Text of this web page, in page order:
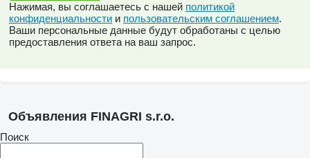
Нажимая, вы соглашаетесь с нашей политикой
конфиденциальности и пользовательским соглашением.
Ваши персональные данные будут обработаны с целью
предоставления ответа на ваш запрос.
Объявления FINAGRI s.r.o.
Поиск